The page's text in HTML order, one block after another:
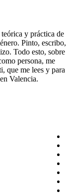
y práctica de
Pinto, escribo,
Todo esto, sobre
persona, me
que me lees y para
Valencia.